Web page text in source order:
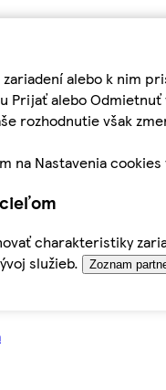
alebo k nim
Prijať alebo
rozhodnutie však
na Nastavenia
charakteristiky
služieb.
Zoznam